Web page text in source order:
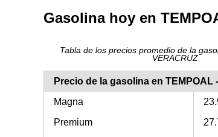
Gasolina hoy en
Tabla de los precios promedio de la
VERACRUZ
Precio de la gasolina en TEMPOAL
Magna
Premium